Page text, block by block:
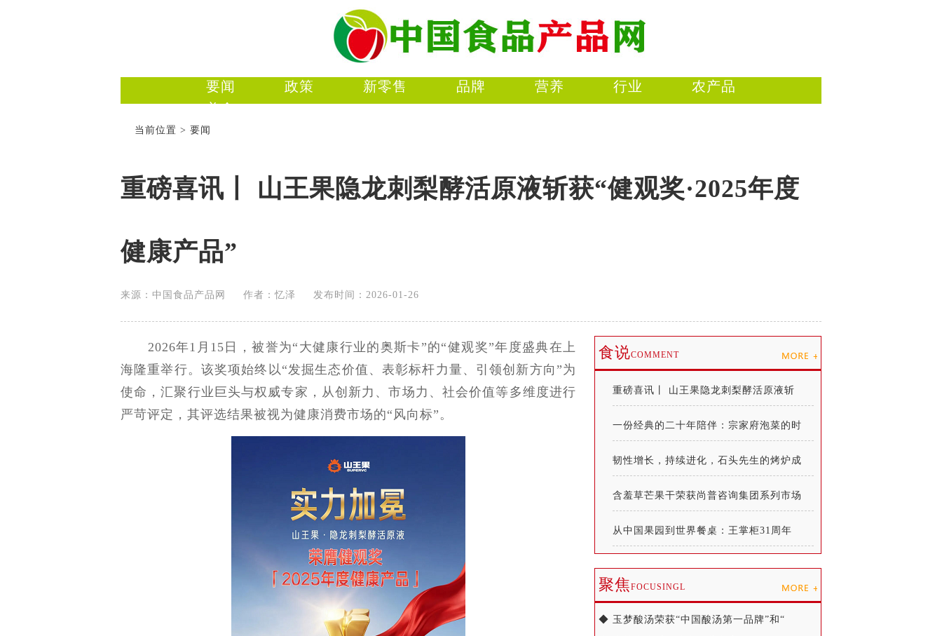
要闻 政策 新零售 品牌 营养 行业
农产品
美食
当前位置 > 要闻
重磅喜讯丨 山王果隐龙刺梨酵活原液斩获“健观奖·2025年度
健康产品”
来源：中国食品产品网 作者：忆泽 发布时间：2026-01-26
2026年1月15日，被誉为“大健康行业的奥斯卡”的“健观奖”年度盛典在上
海隆重举行。该奖项始终以“发掘生态价值、表彰标杆力量、引领创新方向”为
使命，汇聚行业巨头与权威专家，从创新力、市场力、社会价值等多维度进行
严苛评定，其评选结果被视为健康消费市场的“风向标”。
食说COMMENT
重磅喜讯丨 山王果隐龙刺梨酵活原液斩
一份经典的二十年陪伴：宗家府泡菜的时
韧性增长，持续进化，石头先生的烤炉成
含羞草芒果干荣获尚普咨询集团系列市场
从中国果园到世界餐桌：王掌柜31周年
聚焦FOCUSINGL
◆ 玉梦酸汤荣获“中国酸汤第一品牌”和“